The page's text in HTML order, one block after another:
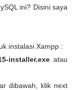
ini? Disini saya
instalasi Xampp :
installer.exeatau
dibawah, klik next